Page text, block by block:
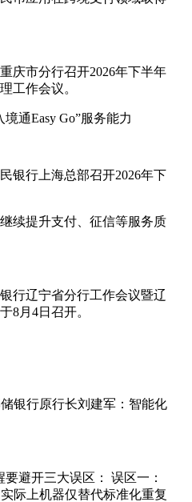
庆市分行召开2026年下半年
工作会议。
通Easy Go”服务能力
银行上海总部召开2026年下
续提升支付、征信等服务质
行辽宁省分行工作会议暨辽
8月4日召开。
银行原行长刘建军：智能化
避开三大误区： 误区一：
际上机器仅替代标准化重复